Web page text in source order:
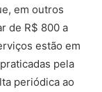
em outros
de R$ 800 a
estão em
pela
periódica ao